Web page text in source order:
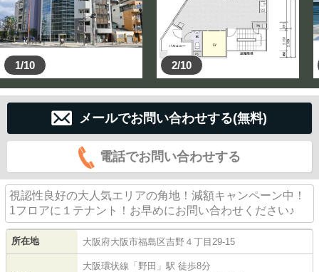
1/10 2/10
メールでお問い合わせする(無料)
電話でお問い合わせする
視認性良好の大人気エリアの角地！減額キャンペーン中！
1フロアに１テナント！お早めにお問い合わせください♪
所在地 大阪府大阪市福島区吉野 ４丁目29-15
大阪環状線 「野田 」駅 徒歩8分